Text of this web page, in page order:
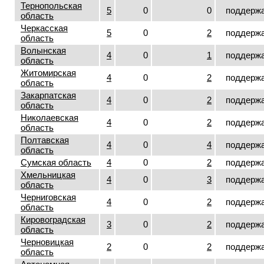
Тернопольская
область
5 0 0
Черкасская
область
5 0 2
Волынская
область
4 0 1
Житомирская
область
4 0 2
Закарпатская
область
4 0 2
Николаевская
область
4 0 2
Полтавская
область
4 0 4
Сумская область
4 0 2
Хмельницкая
область
4 0 3
Черниговская
область
4 0 2
Кировоградская
область
3 0 2
Черновицкая
область
2 0 2